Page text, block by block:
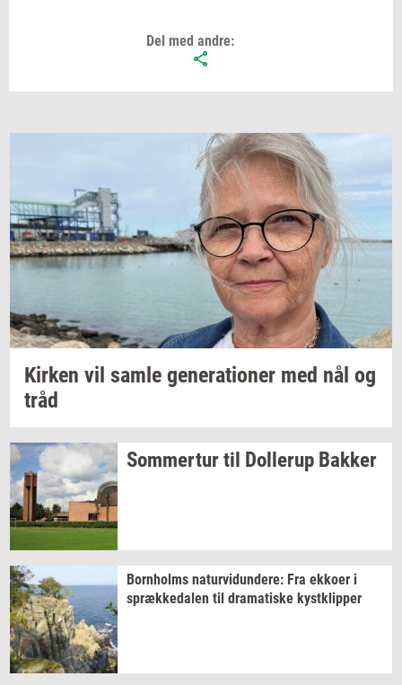
Del med andre:
Kir­ken vil samle ge­ne­ra­tio­ner med nål og
tråd
Som­mer­turtil Dol­lerup Bak­ker
Born­holms na­tur­vi­dun­de­re: Fra ek­ko­er i
spræk­ke­da­len til dra­ma­ti­ske kyst­klip­per